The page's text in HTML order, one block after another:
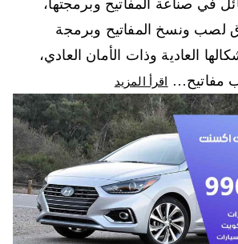
في صناعة المفاتيح وبرمجتها،
لصب ونسخ المفاتيح وبرمجة
العادية وذات الأمان العادي،
مفاتيح…
اقرأ المزيد